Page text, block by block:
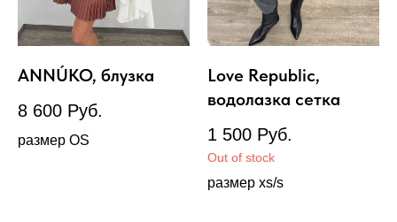
ANNÚKO, блузка
8 600 Руб.
размер OS
Love Republic,
водолазка сетка
1 500 Руб.
Out of stock
размер xs/s